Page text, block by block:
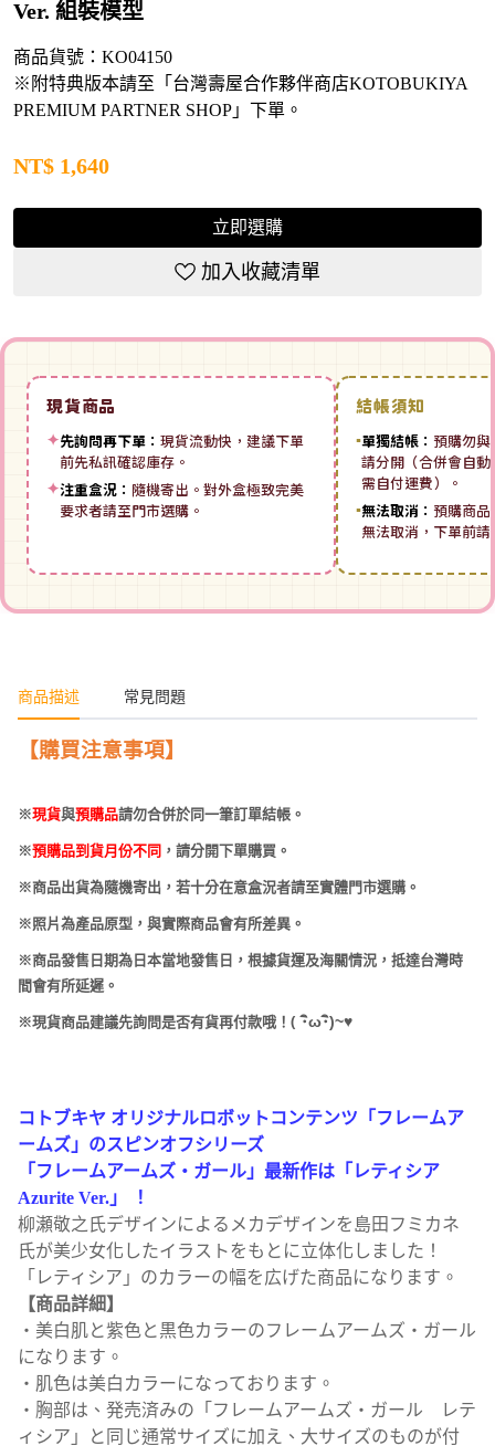
Ver. 組裝模型
商品貨號：KO04150
※附特典版本請至「台灣壽屋合作夥伴商店KOTOBUKIYA
PREMIUM PARTNER SHOP」下單。
NT$ 1,640
立即選購
加入收藏清單
現貨商品
✦先詢問再下單： 現貨流動快，建議下單
前先私訊確認庫存。
✦注重盒況： 隨機寄出。對外盒極致完美
要求者請至門市選購。
結帳須知
▪單獨結帳： 預購勿與
請分開（合併會自
需自付運費）。
▪無法取消： 預購商品
無法取消，下單前
商品描述 常見問題
【購買注意事項】
※現貨與預購品請勿合併於同一筆訂單結帳。
※預購品到貨月份不同 ，請分開下單購買。
※商品出貨為隨機寄出，若十分在意盒況者請至實體門市選購。
※照片為產品原型，與實際商品會有所差異。
※商品發售日期為日本當地發售日，根據貨運及海關情況，抵達台灣時
間會有所延遲。
※現貨商品建議先詢問是否有貨再付款哦！ (･ω･)~♥
コトブキヤ オリジナルロボットコンテンツ「フレームア
ームズ」のスピンオフシリーズ
「フレームアームズ・ガール」最新作は「レティシア
Azurite Ver.」 ！
柳瀬敬之氏デザインによるメカデザインを島田フミカネ
氏が美少女化したイラストをもとに立体化しました！
「レティシア」のカラーの幅を広げた商品になります。
【商品詳細】
・美白肌と紫色と黒色カラーのフレームアームズ・ガール
になります。
・肌色は美白カラーになっております。
・胸部は、発売済みの「フレームアームズ・ガール レテ
ィシア」と同じ通常サイズに加え、大サイズのものが付